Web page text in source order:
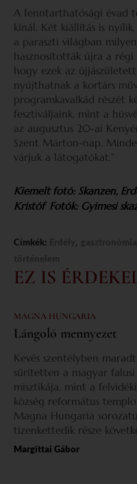
A fenntarthatósági évad
kínál. Két kiállítás is
a paraszti világban
hasznosították újra a régi
hogy ezek az
nyújthatnak a kortárs
programkavalkád részét
fesztiváljaink, mint a
az augusztus 20-ai
Szent Márton-nap.
várjuk a látogatókat.”
Kiemelt fotó: Skanzen,
Kristóf. Fotók: Gyimesi
Címkék: ,
EZ IS
MAGNA HUNGARIA
Lángoló mennyezet
Kevés szentélyben
sűrítetten a magyar falusi
misztikája, mint a felvidéki
község református
Magna Hungaria
tizenkettedik része
Margittai Gábor